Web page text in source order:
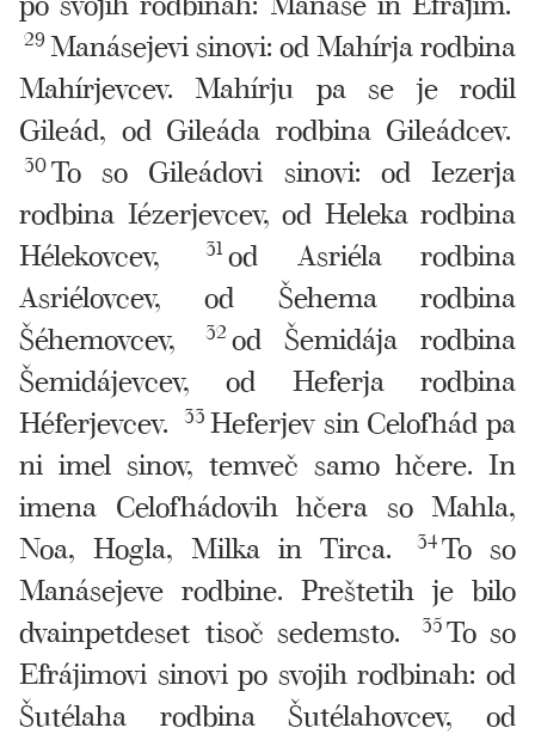
29 Manásejevi sinovi: od Mahírja rodbina
Mahírjevcev. Mahírju pa se je rodil
Gileád, od Gileáda rodbina Gileádcev.
30To so Gileádovi sinovi: od Iezerja
rodbina Iézerjevcev, od Heleka rodbina
Hélekovcev,
31 od Asriéla rodbina
Asriélovcev, od Šehema rodbina
Šéhemovcev,
32od Šemidája rodbina
Šemidájevcev, od Heferja rodbina
Héferjevcev. 33 Heferjev sin Celofhád pa
ni imel sinov, temveč samo hčere. In
imena Celofhádovih hčera so Mahla,
Noa, Hogla, Milka in Tirca.
34To so
Manásejeve rodbine. Preštetih je bilo
dvainpetdeset tisoč sedemsto.
35To so
Efrájimovi sinovi po svojih rodbinah: od
Šutélaha rodbina Šutélahovcev, od